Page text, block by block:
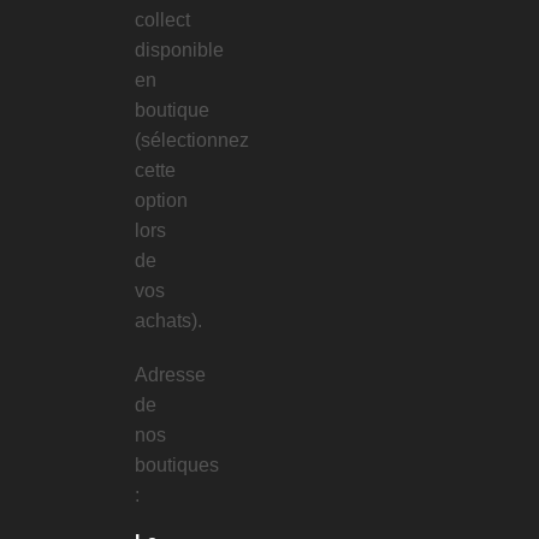
collect
disponible
en
boutique
(sélectionnez
cette
option
lors
de
vos
achats).
Adresse
de
nos
boutiques
: